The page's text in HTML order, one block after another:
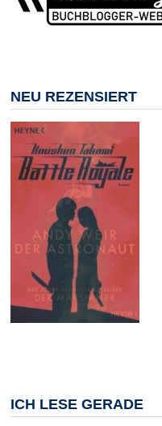
NEU REZENSIERT
ICH LESE GERADE